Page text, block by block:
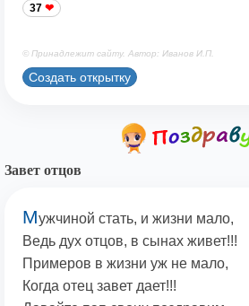
37
© Принадлежит сайту. Автор: Иванов И.П.
Создать открытку
Завет отцов
Мужчиной стать, и жизни мало,
Ведь дух отцов, в сынах живет!!!
Примеров в жизни уж не мало,
Когда отец завет дает!!!